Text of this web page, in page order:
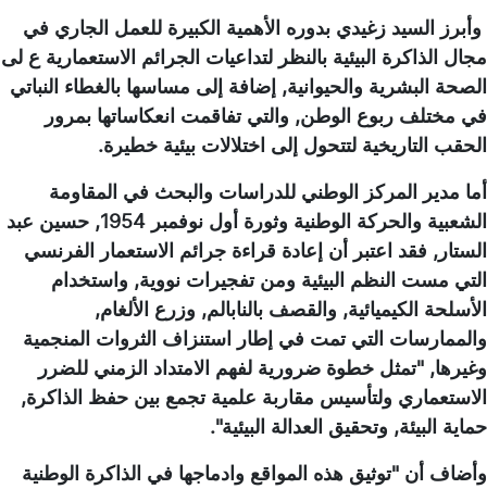
وأبرز السيد زغيدي بدوره الأهمية الكبيرة للعمل الجاري في
مجال الذاكرة البيئية بالنظر لتداعيات الجرائم الاستعمارية ع لى
الصحة البشرية والحيوانية, إضافة إلى مساسها بالغطاء النباتي
في مختلف ربوع الوطن, والتي تفاقمت انعكاساتها بمرور
الحقب التاريخية لتتحول إلى اختلالات بيئية خطيرة.
أما مدير المركز الوطني للدراسات والبحث في المقاومة
الشعبية والحركة الوطنية وثورة أول نوفمبر 1954, حسين عبد
الستار, فقد اعتبر أن إعادة قراءة جرائم الاستعمار الفرنسي
التي مست النظم البيئية ومن تفجيرات نووية, واستخدام
الأسلحة الكيميائية, والقصف بالنابالم, وزرع الألغام,
والممارسات التي تمت في إطار استنزاف الثروات المنجمية
وغيرها, "تمثل خطوة ضرورية لفهم الامتداد الزمني للضرر
الاستعماري ولتأسيس مقاربة علمية تجمع بين حفظ الذاكرة,
حماية البيئة, وتحقيق العدالة البيئية".
وأضاف أن "توثيق هذه المواقع وادماجها في الذاكرة الوطنية